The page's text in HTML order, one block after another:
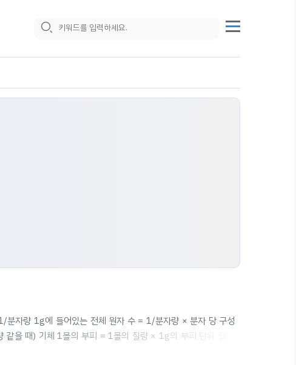
자량 1g에 들어있는 전체 원자 수 = 1/분자량 × 분자 당 구성
때) 기체 1몰의 부피 = 1몰의 질량 × 1g의 부피 단위 질량